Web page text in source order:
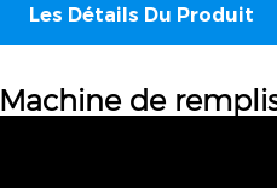
Les Détails Du Produit
Machine de